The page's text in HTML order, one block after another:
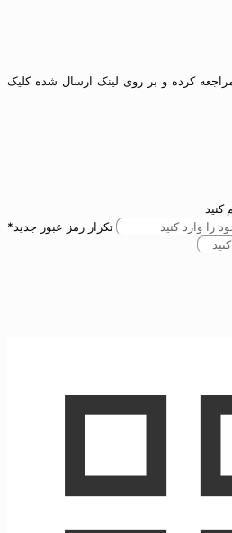
کرده و بر روی لینک ارسال شده کلیک
کنید
تکرار رمز عبور جدید*